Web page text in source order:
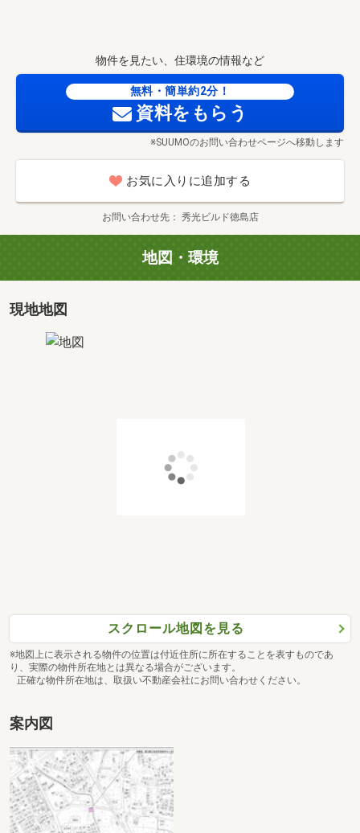
物件を見たい、住環境の情報など
無料・簡単約2分！
資料をもらう
※SUUMOのお問い合わせページへ移動します
お気に入りに追加する
お問い合わせ先 秀光ビルド徳島店
地図・環境
現地地図
スクロール地図を見る
※地図上に表示される物件の位置は付近住所に所在することを表すものであ
り、実際の物件所在地とは異なる場合がございます。
正確な物件所在地は、取扱い不動産会社にお問い合わせください。
案内図